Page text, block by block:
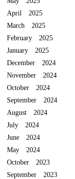
April 2025
March 2025
February 2025
January 2025
December 2024
November 2024
October 2024
September 2024
August 2024
July 2024
June 2024
May 2024
October 2023
September 2023